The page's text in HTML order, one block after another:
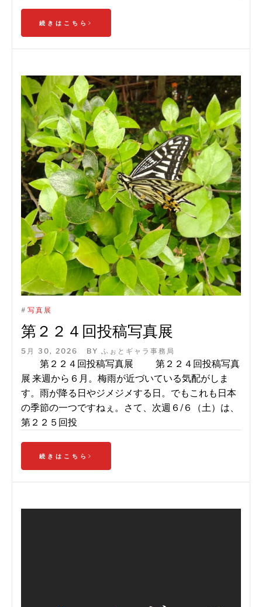
続きはこちら
# 写真展
第２２４回投稿写真展
5月 30, 2026 BY ふぉとギャラ事務局
第２２４回投稿写真展 第２２４回投稿写真
展 来週から６月。梅雨が近づいている気配がしま
す。雨が降る日やジメジメする日。でもこれも日本
の季節の一つですねぇ。さて、次週６/６（土）は、
第２２５回投
続きはこちら